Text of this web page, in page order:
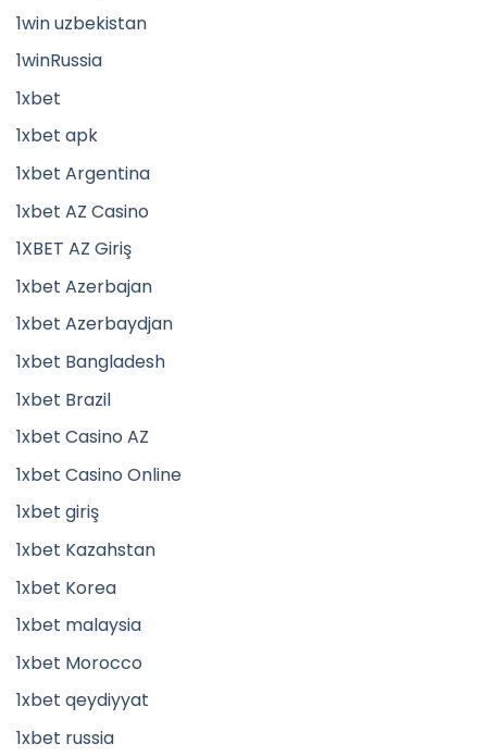
1win uzbekistan
1winRussia
1xbet
1xbet apk
1xbet Argentina
1xbet AZ Casino
1XBET AZ Giriş
1xbet Azerbajan
1xbet Azerbaydjan
1xbet Bangladesh
1xbet Brazil
1xbet Casino AZ
1xbet Casino Online
1xbet giriş
1xbet Kazahstan
1xbet Korea
1xbet malaysia
1xbet Morocco
1xbet qeydiyyat
1xbet russia